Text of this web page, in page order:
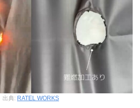
出典: RATEL WORKS